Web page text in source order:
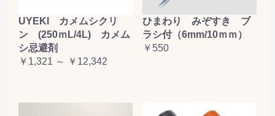
UYEKI カメムシクリ
ン (250ｍL/4L) カメム
シ忌避剤
￥1,321 ～ ￥12,342
ひまわり みぞすき ブ
ラシ付（6mm/10ｍｍ）
￥550